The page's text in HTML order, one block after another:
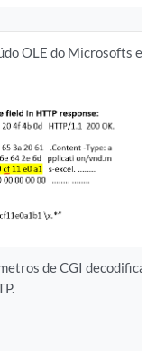
OLE do Microsofts em
de CGI